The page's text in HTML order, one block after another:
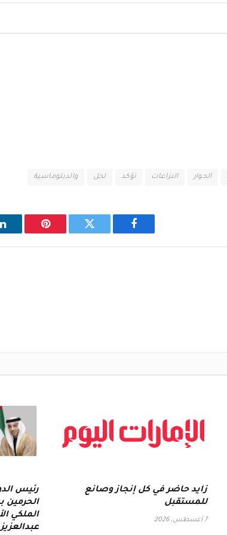
الحوار النزاعات تؤكد لحل والدبلوماسية
فيسبوك تويتر بينتيريست
زايد حاضر في كل إنجاز وصانع
للمستقبل
7 أغسطس، 2026
رئيس
الحرمين
الملكي